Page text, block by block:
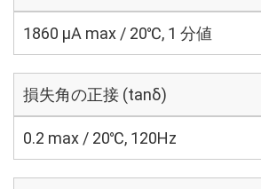
1860 μA max / 20℃, 1 分値
損失角の正接 (tanδ)
0.2 max / 20℃, 120Hz